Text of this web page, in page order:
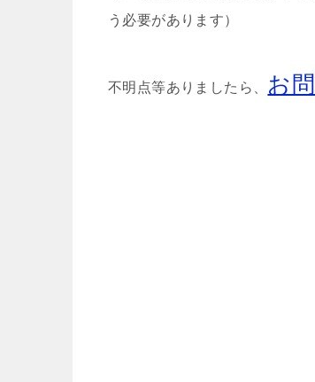
う必要があります）
不明点等ありましたら、 お